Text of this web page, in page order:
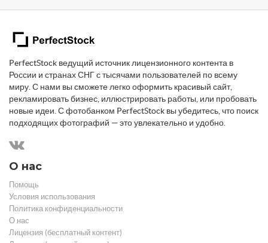
PerfectStock ведущий источник лицензионного контента в
России и странах СНГ с тысячами пользователей по всему
миру. С нами вы сможете легко оформить красивый сайт,
рекламировать бизнес, иллюстрировать работы, или пробовать
новые идеи. С фотобанком PerfectStock вы убедитесь, что поиск
подходящих фотографий — это увлекательно и удобно.
О нас
Помощь
Условия использования
Политика конфиденциальности
О нас
Лицензия (бесплатный контент)